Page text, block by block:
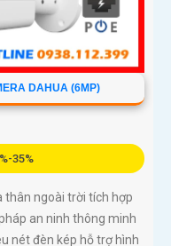
DAHUA (6MP)
35%
thân ngoài trời tích hợp
an ninh thông minh
nét đèn kép hỗ trợ hình